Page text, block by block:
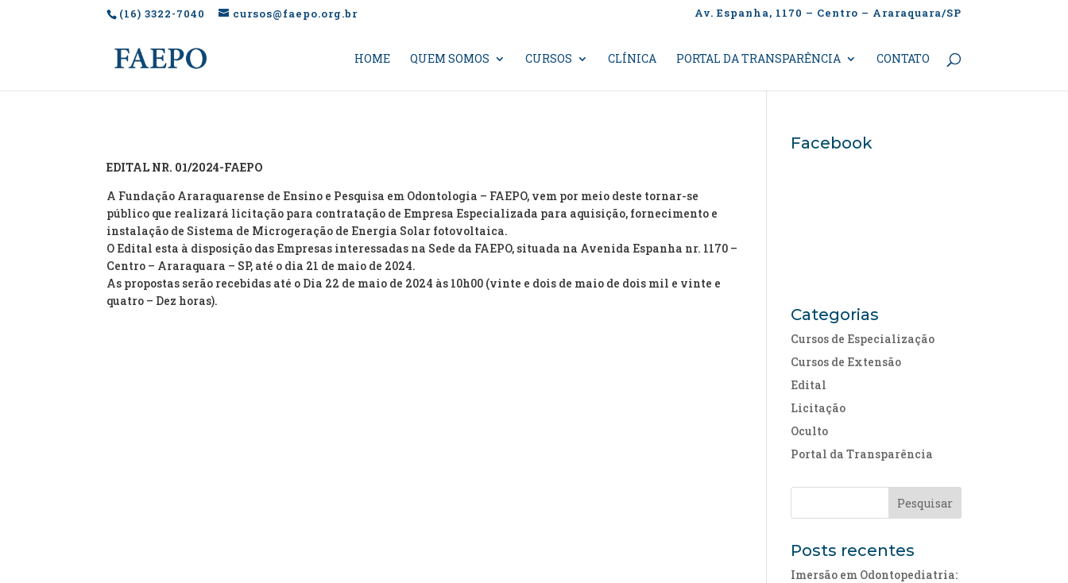
(16) 3322-7040 cursos@faepo.org.br Av. Espanha, 1170 – Centro – Araraquara/SP
HOME QUEM SOMOS CURSOS CLÍNICA PORTAL DA TRANSPARÊNCIA CONTATO
EDITAL NR. 01/2024-FAEPO
A Fundação Araraquarense de Ensino e Pesquisa em Odontologia – FAEPO, vem por meio deste tornar-se
público que realizará licitação para contratação de Empresa Especializada para aquisição, fornecimento e
instalação de Sistema de Microgeração de Energia Solar fotovoltaica.
O Edital esta à disposição das Empresas interessadas na Sede da FAEPO, situada na Avenida Espanha nr. 1170 –
Centro – Araraquara – SP, até o dia 21 de maio de 2024.
As propostas serão recebidas até o Dia 22 de maio de 2024 às 10h00 (vinte e dois de maio de dois mil e vinte e
quatro – Dez horas).
Facebook
Categorias
Cursos de Especialização
Cursos de Extensão
Edital
Licitação
Oculto
Portal da Transparência
Posts recentes
Imersão em Odontopediatria: